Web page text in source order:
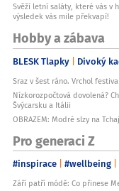
Svěží letní saláty, které vás v
výsledek vás mile překvapí!
Hobby a zábava
BLESK Tlapky Divoký
Sraz v šest ráno. Vrchol
Nízkorozpočtová dovolená?
Švýcarsku a Itálii
OBRAZEM: Modré slzy na
Pro generaci Z
#inspirace #wellbeing
Září patří módě: Co přinese